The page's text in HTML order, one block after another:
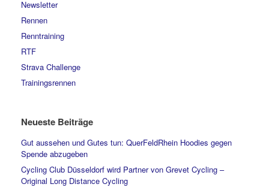
Newsletter
Rennen
Renntraining
RTF
Strava Challenge
Trainingsrennen
Neueste Beiträge
Gut aussehen und Gutes tun: QuerFeldRhein Hoodies gegen
Spende abzugeben
Cycling Club Düsseldorf wird Partner von Grevet Cycling –
Original Long Distance Cycling